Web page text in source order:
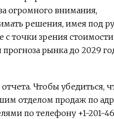
огромного внимания,
решения, имея под
с точки зрения
рынка до 2029
Чтобы убедиться,
отделом продаж по
по телефону +1-201-